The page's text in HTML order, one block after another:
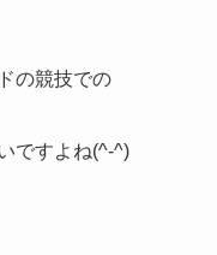
の競技での
ですよね(^-^)